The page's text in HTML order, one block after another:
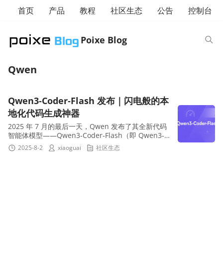
Poixe Blog
首页 产品 教程 社区生态 公告 控制台
Qwen
Qwen3‑Coder‑Flash 发布｜闪电般的本
地化代码生成神器
2025 年 7 月的最后一天，Qwen 发布了其全新代码
智能体模型——Qwen3‑Coder‑Flash（即 Qwen3‑Co
der‑30B‑A3B‑Instruct），这是继 Qwen3 系列之后
面向开发者本地...
2025-8-2 xiaoguai 社区生态